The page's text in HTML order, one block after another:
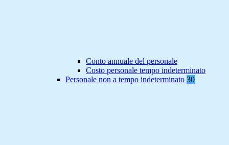
Conto annuale del personale
Costo personale tempo indeterminato
Personale non a tempo indeterminato 30